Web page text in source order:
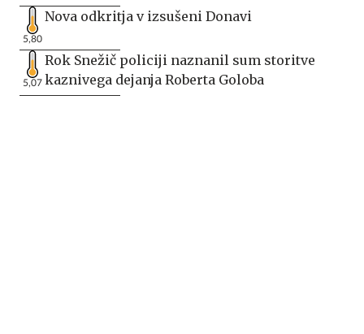
5,80
Nova odkritja v izsušeni Donavi
5,07
Rok Snežič policiji naznanil sum storitve
kaznivega dejanja Roberta Goloba